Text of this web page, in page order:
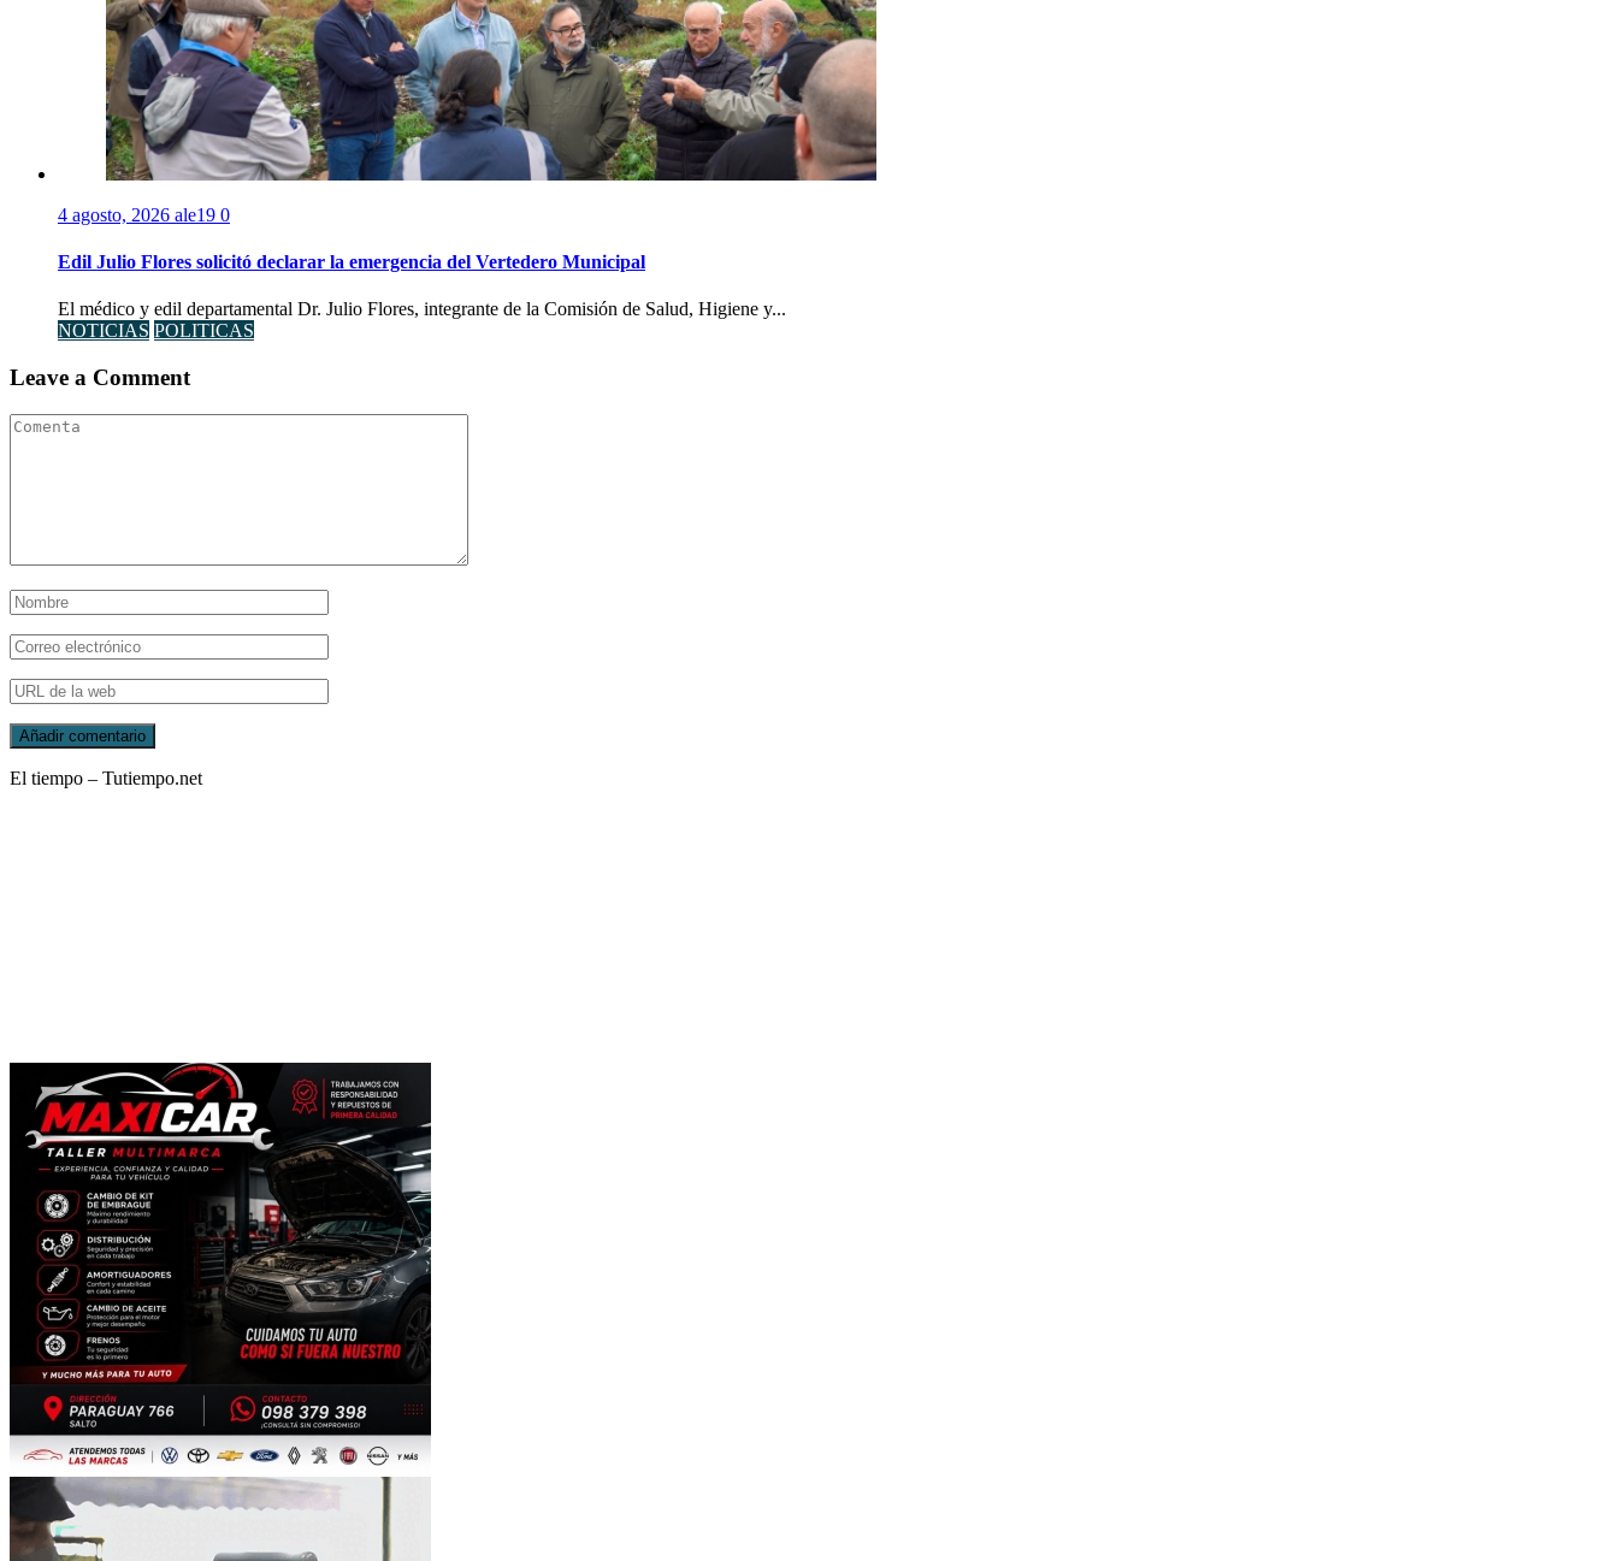
4 agosto, 2026 ale19 0
Edil Julio Flores solicitó declarar la emergencia del Vertedero Municipal
El médico y edil departamental Dr. Julio Flores, integrante de la Comisión de Salud, Higiene y...
NOTICIAS POLITICAS
Leave a Comment
El tiempo – Tutiempo.net